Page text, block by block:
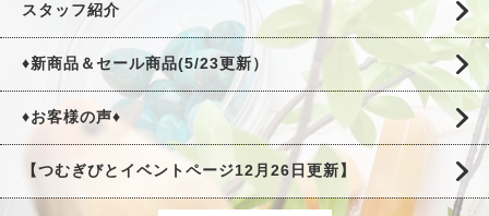
スタッフ紹介
♦新商品＆セール商品(5/23更新）
♦お客様の声♦
【つむぎびとイベントページ12月26日更新】